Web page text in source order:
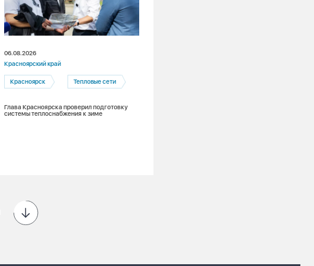
06.08.2026
Красноярский край
Красноярск Тепловые сети
Глава Красноярска проверил подготовку
системы теплоснабжения к зиме